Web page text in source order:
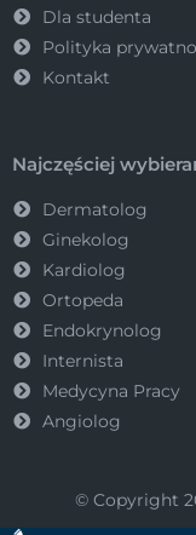
Dla studenta
Polityka
Kontakt
Najczęściej
Dermatolog
Ginekolog
Kardiolog
Ortopeda
Endokrynolog
Internista
Medycyna Pracy
Angiolog
© Copyright